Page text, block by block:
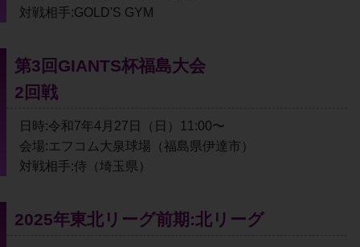
対戦相手:GOLD'S GYM
第3回GIANTS杯福島大会
2回戦
日時:令和7年4月27日（日）11:00〜
会場:エフコム大泉球場（福島県伊達市）
対戦相手:侍（埼玉県）
2025年東北リーグ前期:北リーグ